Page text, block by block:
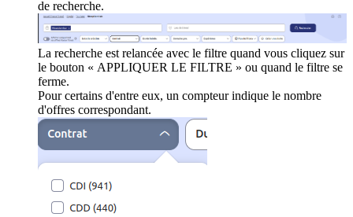
de recherche.
La recherche est relancée avec le filtre quand vous cliquez sur
le bouton « APPLIQUER LE FILTRE » ou quand le filtre se
ferme.
Pour certains d'entre eux, un compteur indique le nombre
d'offres correspondant.